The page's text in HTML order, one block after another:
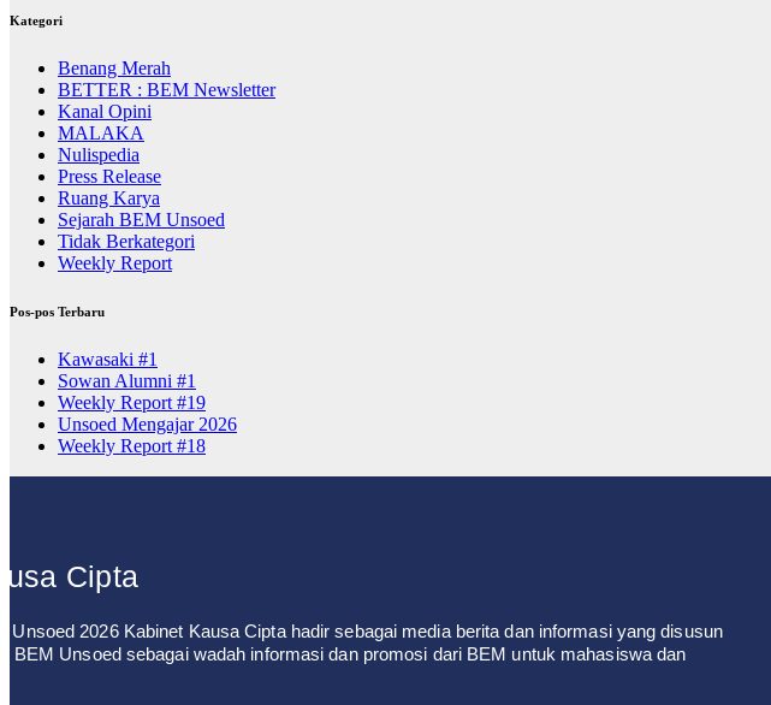
Kategori
Benang Merah
BETTER : BEM Newsletter
Kanal Opini
MALAKA
Nulispedia
Press Release
Ruang Karya
Sejarah BEM Unsoed
Tidak Berkategori
Weekly Report
Pos-pos Terbaru
Kawasaki #1
Sowan Alumni #1
Weekly Report #19
Unsoed Mengajar 2026
Weekly Report #18
Cipta
Unsoed 2026 Kabinet Kausa Cipta hadir sebagai media berita dan informasi yang disusun
BEM Unsoed sebagai wadah informasi dan promosi dari BEM untuk mahasiswa dan